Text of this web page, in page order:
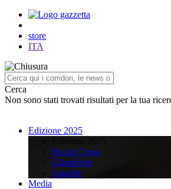
store
ITA
Cerca
Non sono stati trovati risultati per la tua
Edizione 2025
Recap Corsa
Classifiche
Squadre
Media